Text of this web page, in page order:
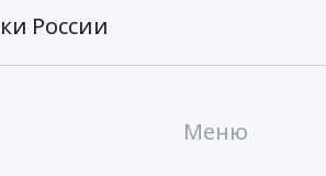
России
Меню